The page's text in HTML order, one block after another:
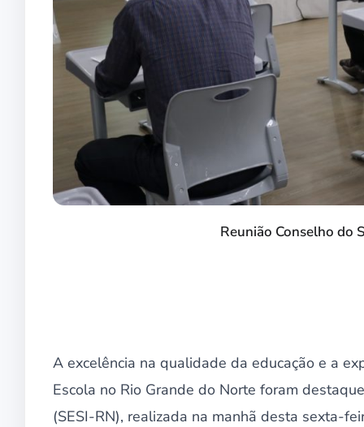
Reunião Conselho do
A excelência na qualidade da educação e a
Escola no Rio Grande do Norte foram
(SESI-RN), realizada na manhã desta sexta-